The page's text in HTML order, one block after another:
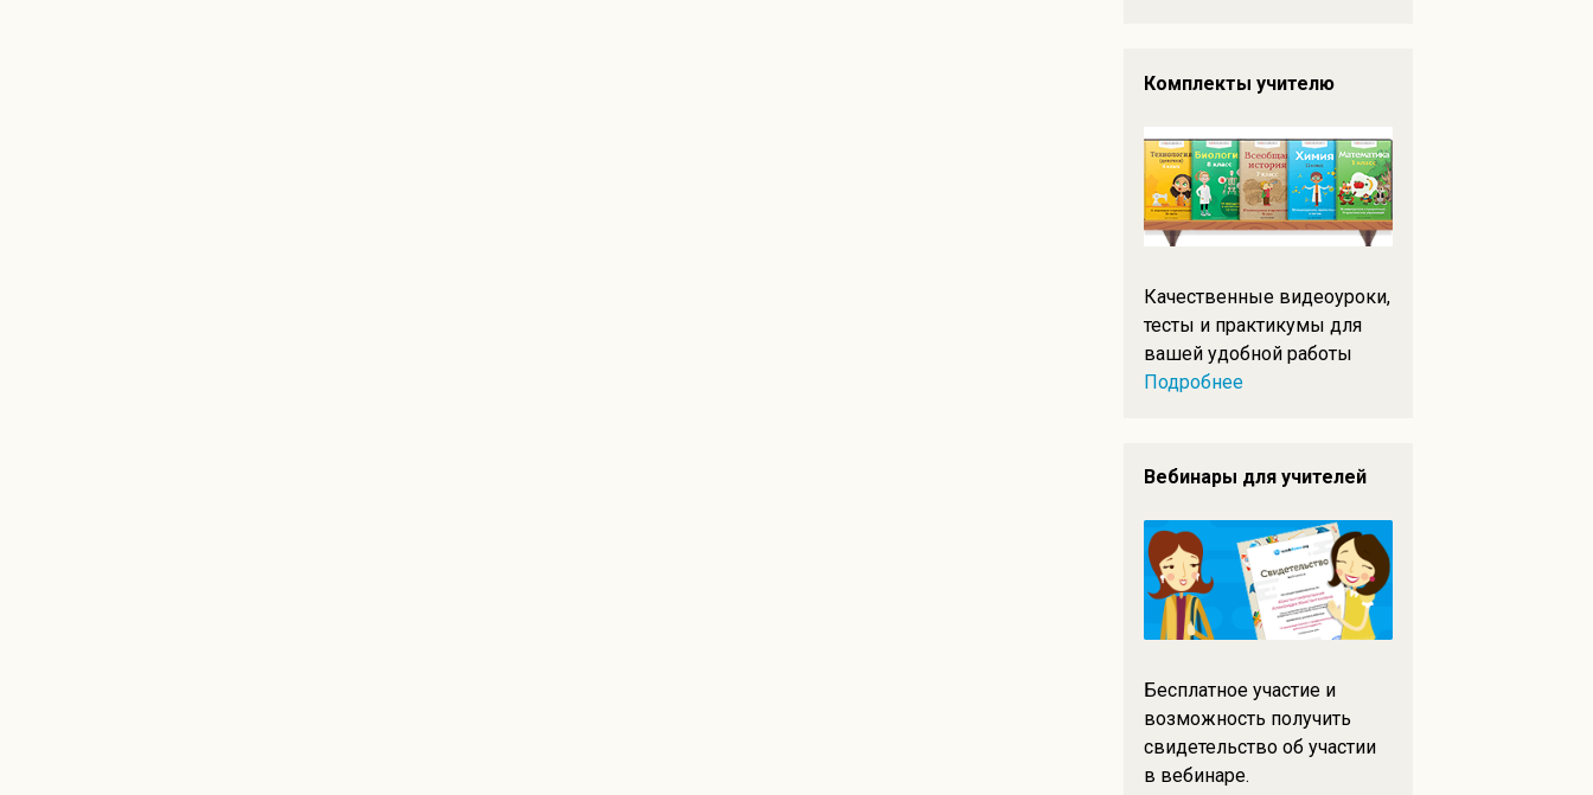
Комплекты учителю
Качественные видеоуроки,
тесты и практикумы для
вашей удобной работы
Подробнее
Вебинары для учителей
Бесплатное участие и
возможность получить
свидетельство об участии
в вебинаре.